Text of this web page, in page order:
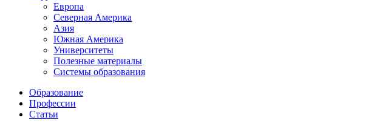
Европа
Северная Америка
Азия
Южная Америка
Университеты
Полезные материалы
Системы образования
Образование
Профессии
Статьи